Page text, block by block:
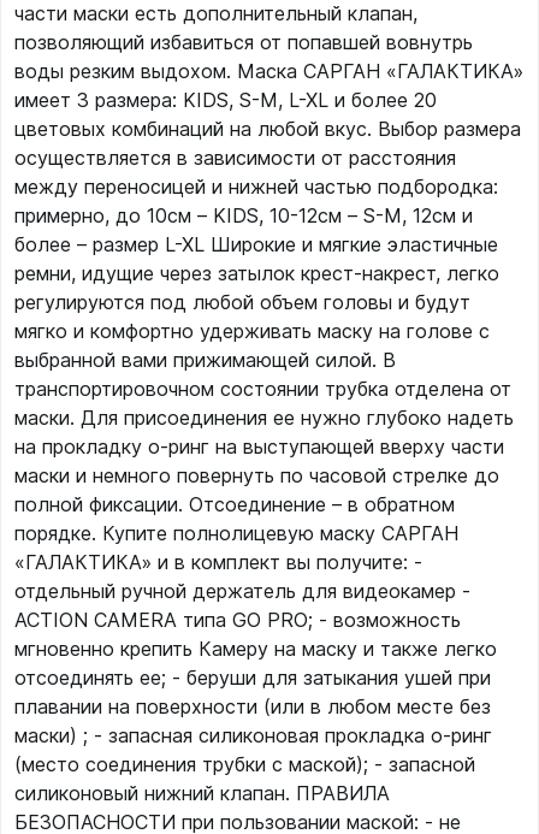
части маски есть дополнительный клапан,
позволяющий избавиться от попавшей вовнутрь
воды резким выдохом. Маска САРГАН «ГАЛАКТИКА»
имеет 3 размера: KIDS, S-M, L-XL и более 20
цветовых комбинаций на любой вкус. Выбор размера
осуществляется в зависимости от расстояния
между переносицей и нижней частью подбородка:
примерно, до 10см – KIDS, 10-12см – S-M, 12см и
более – размер L-XL Широкие и мягкие эластичные
ремни, идущие через затылок крест-накрест, легко
регулируются под любой объем головы и будут
мягко и комфортно удерживать маску на голове с
выбранной вами прижимающей силой. В
транспортировочном состоянии трубка отделена от
маски. Для присоединения ее нужно глубоко надеть
на прокладку о-ринг на выступающей вверху части
маски и немного повернуть по часовой стрелке до
полной фиксации. Отсоединение – в обратном
порядке. Купите полнолицевую маску САРГАН
«ГАЛАКТИКА» и в комплект вы получите: -
отдельный ручной держатель для видеокамер -
ACTION CAMERA типа GO PRO; - возможность
мгновенно крепить Камеру на маску и также легко
отсоединять ее; - беруши для затыкания ушей при
плавании на поверхности (или в любом месте без
маски) ; - запасная силиконовая прокладка о-ринг
(место соединения трубки с маской); - запасной
силиконовый нижний клапан. ПРАВИЛА
БЕЗОПАСНОСТИ при пользовании маской: - не